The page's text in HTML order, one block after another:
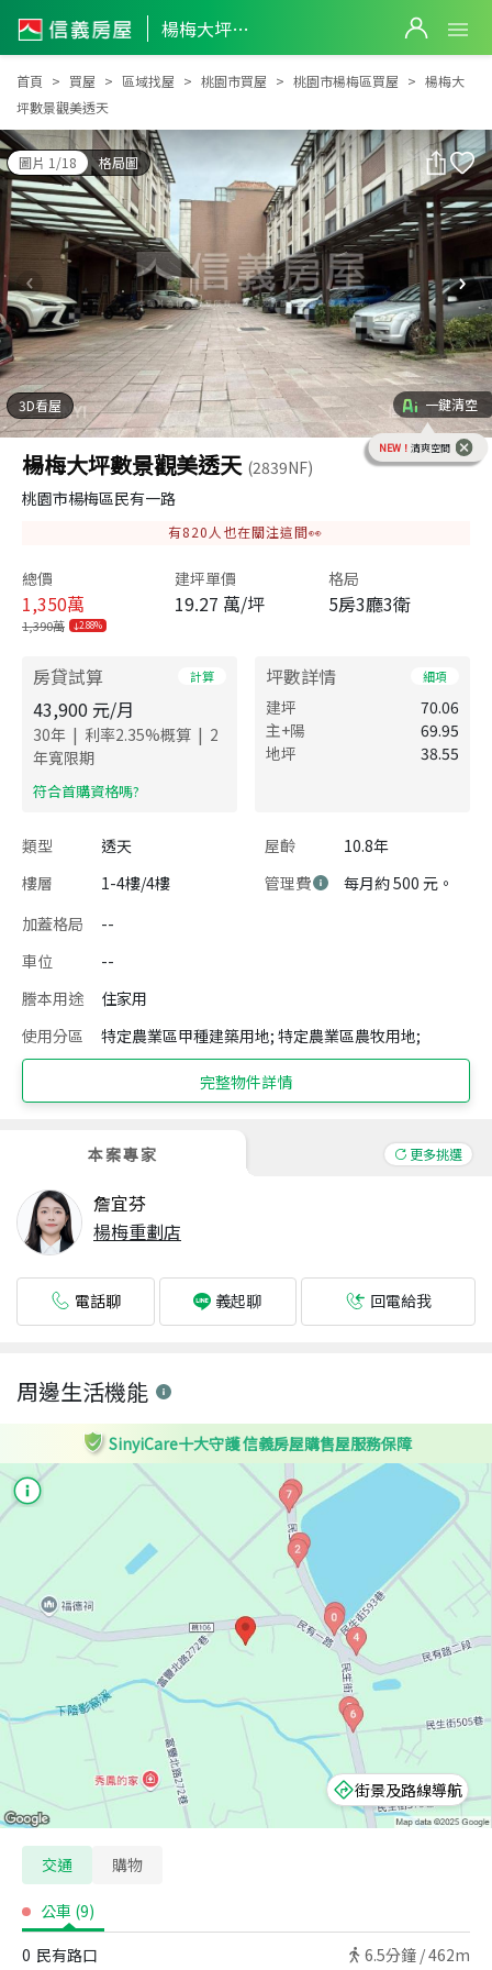
楊梅大坪數景觀美透天
楊梅大坪數景觀美透天
首頁 買屋 區域找屋 桃園市買屋 桃園市楊梅區買屋
楊梅大
坪數景觀美透天
圖片 1/18 格局圖
3D看屋 一鍵清空
NEW！ 清爽空間
楊梅大坪數景觀美透天 (2839NF)
桃園市楊梅區民有一路
有820 人也在關注這間👀
總價
1,350萬
1,390萬 2.88%
建坪單價
19.27 萬/坪
格局
5房3廳3衛
房貸試算 計算
43,900 元/月
30年 | 利率2.35%概算 | 2
年寬限期
​符合首購資格嗎?
坪數詳情 細項
建坪
70.06
主+陽
69.95
地坪
38.55
類型 透天 屋齡
10.8年
樓層
1-4樓/4樓 管理費
每月約 500 元。
加蓋格局
--
車位
--
謄本用途
住家用
使用分區
特定農業區甲種建築用地; 特定農業區農牧用地;
完整物件詳情
本案專家 更多挑選
詹宜芬
楊梅重劃店
電話聊 義起聊 回電給我
周邊生活機能
SinyiCare十大守護 信義房屋購售屋服務保障
街景及路線導航
交通 購物
公車 (9)
0 民有路口 6.5分鐘 /462m